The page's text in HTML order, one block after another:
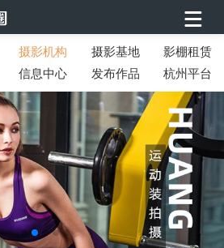
摄影机构 摄影基地
影棚租赁
信息中心 发布作品 杭州平台